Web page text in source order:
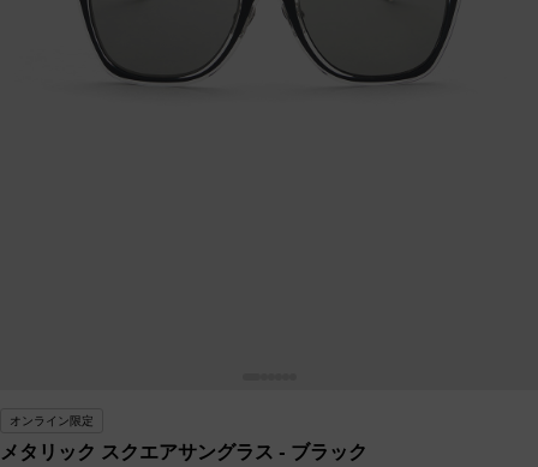
オンライン限定
メタリック スクエアサングラス - ブラック